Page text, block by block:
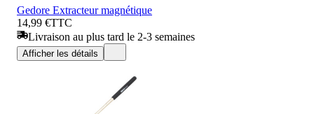
Gedore Extracteur magnétique
14,99 €TTC
Livraison au plus tard le 2-3 semaines
Afficher les détails